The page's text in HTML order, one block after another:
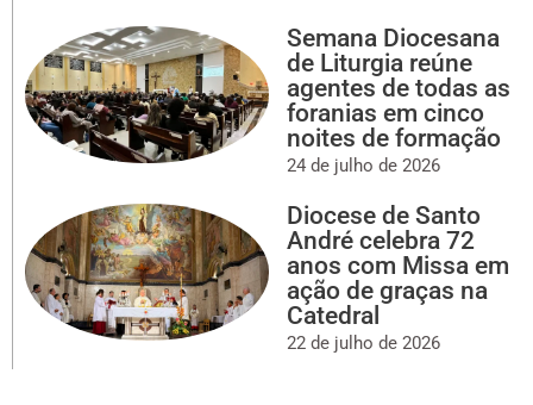
Semana Diocesana
de Liturgia reúne
agentes de todas as
foranias em cinco
noites de formação
24 de julho de 2026
Diocese de Santo
André celebra 72
anos com Missa em
ação de graças na
Catedral
22 de julho de 2026